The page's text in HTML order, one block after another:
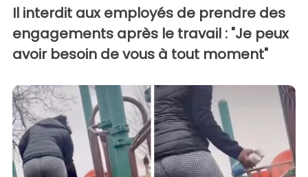
Il interdit aux employés de prendre des
engagements après le travail : "Je peux
avoir besoin de vous à tout moment"